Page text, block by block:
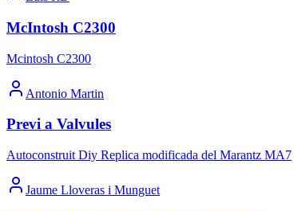
McIntosh C2300
Mcintosh C2300
Antonio Martin
Previ a Valvules
Autoconstruit Diy Replica modificada del Marantz MA7
Jaume Lloveras i Munguet